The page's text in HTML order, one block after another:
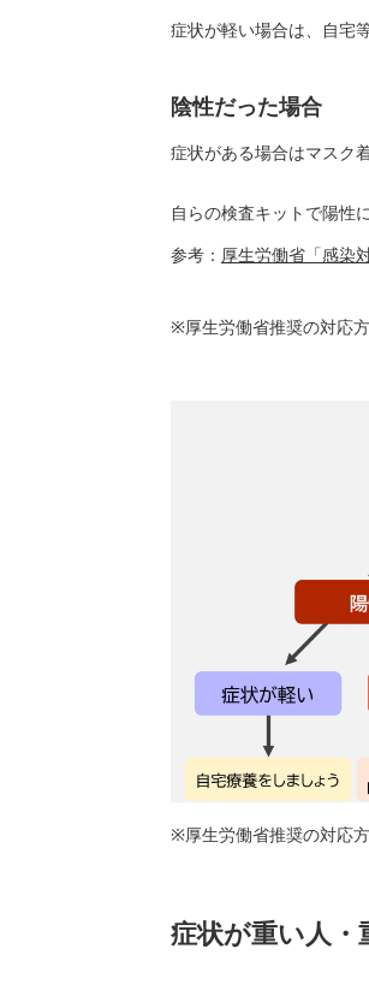
症状が軽い場合は、自宅
陰性だった場合
症状がある場合はマスク
自らの検査キットで陽性
参考： 厚生労働省「感染
※厚生労働省推奨の対応
※厚生労働省推奨の対応
症状が重い人・